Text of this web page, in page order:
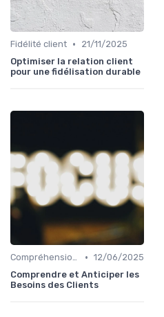
Fidélité client •
21/11/2025
Optimiser la relation client
pour une fidélisation durable
Compréhension client • 12/06/2025
Comprendre et Anticiper les
Besoins des Clients